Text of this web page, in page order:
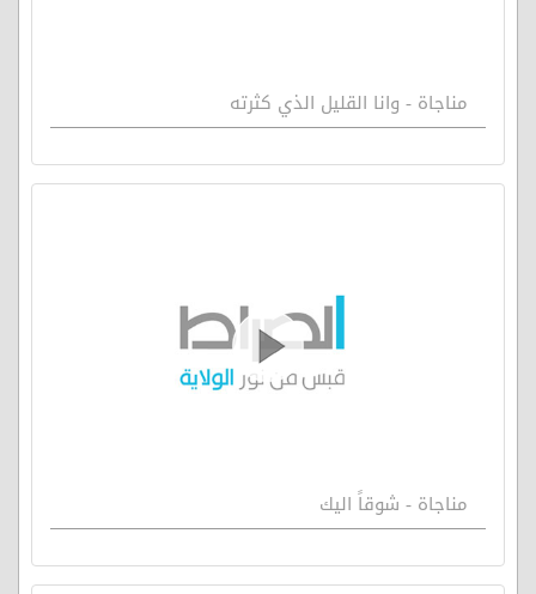
مناجاة - وانا القليل الذي كثرته
مناجاة - شوقاً اليك